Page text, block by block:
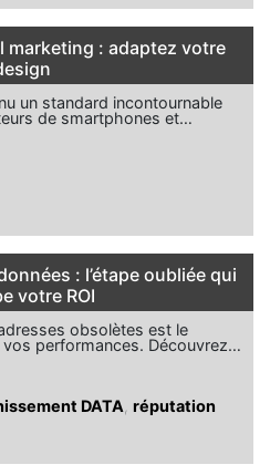
marketing : adaptez votre
un standard incontournable
de smartphones et…
: l’étape oubliée qui
votre ROI
obsolètes est le
performances. Découvrez…
DATA réputation